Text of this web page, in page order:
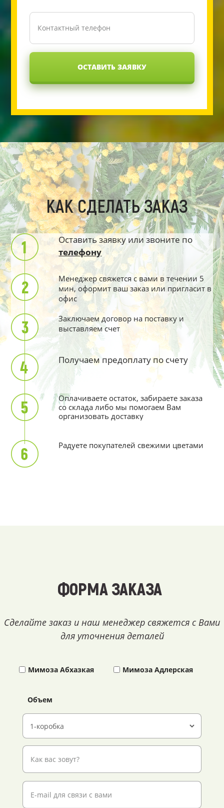
ОСТАВИТЬ ЗАЯВКУ
КАК СДЕЛАТЬ ЗАКАЗ
Оставить заявку или звоните по
телефону
Менеджер свяжется с вами в течении 5
мин, оформит ваш заказ или пригласит в
офис
Заключаем договор на поставку и
выставляем счет
Получаем предоплату по счету
Оплачиваете остаток, забираете заказа
со склада либо мы помогаем Вам
организовать доставку
Радуете покупателей свежими цветами
ФОРМА ЗАКАЗА
Сделайте заказ и наш менеджер свяжется с Вами
для уточнения деталей
Мимоза Абхазкая Мимоза Адлерская
Объем